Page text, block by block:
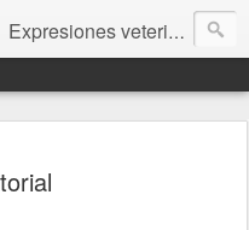
Expresiones veterinarias es una publicación en linea de la biblioteca de la Facultad de Veterinaria y Zootecnia de la UNAM